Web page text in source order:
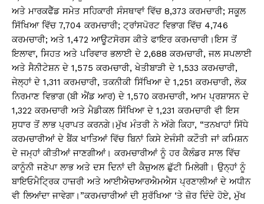
ਅਤੇ ਮਾਰਕਫੈੱਡ ਸਮੇਤ ਸਹਿਕਾਰੀ ਸੰਸਥਾਵਾਂ ਵਿੱਚ 8,373 ਕਰਮਚਾਰੀ; ਸਕੂਲ
ਸਿੱਖਿਆ ਵਿੱਚ 7,704 ਕਰਮਚਾਰੀ; ਟ੍ਰਾਂਸਪੋਰਟ ਵਿਭਾਗ ਵਿੱਚ 4,746
ਕਰਮਚਾਰੀ; ਅਤੇ 1,472 ਆਊਟਸੋਰਸ ਕੀਤੇ ਫਾਇਰ ਕਰਮਚਾਰੀ।ਇਸ ਤੋਂ
ਇਲਾਵਾ, ਸਿਹਤ ਅਤੇ ਪਰਿਵਾਰ ਭਲਾਈ ਦੇ 2,688 ਕਰਮਚਾਰੀ, ਜਲ ਸਪਲਾਈ
ਅਤੇ ਸੈਨੀਟੇਸ਼ਨ ਦੇ 1,575 ਕਰਮਚਾਰੀ, ਖੇਤੀਬਾੜੀ ਦੇ 1,533 ਕਰਮਚਾਰੀ,
ਜੇਲ੍ਹਾਂ ਦੇ 1,311 ਕਰਮਚਾਰੀ, ਤਕਨੀਕੀ ਸਿੱਖਿਆ ਦੇ 1,251 ਕਰਮਚਾਰੀ, ਲੋਕ
ਨਿਰਮਾਣ ਵਿਭਾਗ (ਬੀ ਐਂਡ ਆਰ) ਦੇ 1,570 ਕਰਮਚਾਰੀ, ਆਮ ਪ੍ਰਸ਼ਾਸਨ ਦੇ
1,322 ਕਰਮਚਾਰੀ ਅਤੇ ਮੈਡੀਕਲ ਸਿੱਖਿਆ ਦੇ 1,231 ਕਰਮਚਾਰੀ ਵੀ ਇਸ
ਸੁਧਾਰ ਤੋਂ ਲਾਭ ਪ੍ਰਾਪਤ ਕਰਨਗੇ।ਮੁੱਖ ਮੰਤਰੀ ਨੇ ਅੱਗੇ ਕਿਹਾ, “ਤਨਖਾਹਾਂ ਸਿੱਧੇ
ਕਰਮਚਾਰੀਆਂ ਦੇ ਬੈਂਕ ਖਾਤਿਆਂ ਵਿੱਚ ਬਿਨਾਂ ਕਿਸੇ ਏਜੰਸੀ ਕਟੌਤੀ ਜਾਂ ਕਮਿਸ਼ਨ
ਦੇ ਜਮ੍ਹਾਂ ਕੀਤੀਆਂ ਜਾਣਗੀਆਂ। ਕਰਮਚਾਰੀਆਂ ਨੂੰ ਹਰ ਕੈਲੰਡਰ ਸਾਲ ਵਿੱਚ
ਕਾਨੂੰਨੀ ਜਣੇਪਾ ਲਾਭ ਅਤੇ ਦਸ ਦਿਨਾਂ ਦੀ ਕੈਜ਼ੁਅਲ ਛੁੱਟੀ ਮਿਲੇਗੀ। ਉਨ੍ਹਾਂ ਨੂੰ
ਬਾਇਓਮੈਟ੍ਰਿਕ ਹਾਜ਼ਰੀ ਅਤੇ ਆਈਐਚਆਰਐਮਐਸ ਪ੍ਰਣਾਲੀਆਂ ਦੇ ਅਧੀਨ
ਵੀ ਲਿਆਂਦਾ ਜਾਵੇਗਾ।”ਕਰਮਚਾਰੀਆਂ ਦੀ ਸੁਰੱਖਿਆ ‘ਤੇ ਜ਼ੋਰ ਦਿੰਦੇ ਹੋਏ, ਮੁੱਖ